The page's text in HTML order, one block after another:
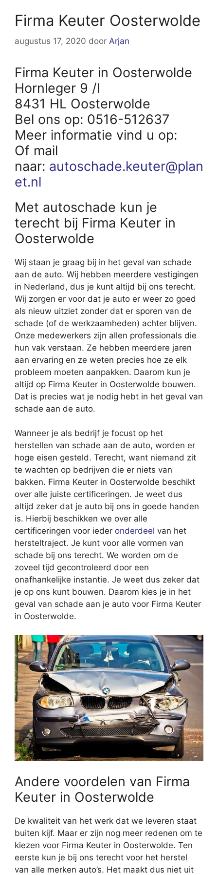
Firma Keuter Oosterwolde
augustus 17, 2020 door Arjan
Firma Keuter in Oosterwolde
Hornleger 9 /I
8431 HL Oosterwolde
Bel ons op: 0516-512637
Meer informatie vind u op:
Of mail
naar: autoschade.keuter@plan
et.nl
Met autoschade kun je
terecht bij Firma Keuter in
Oosterwolde
Wij staan je graag bij in het geval van schade
aan de auto. Wij hebben meerdere vestigingen
in Nederland, dus je kunt altijd bij ons terecht.
Wij zorgen er voor dat je auto er weer zo goed
als nieuw uitziet zonder dat er sporen van de
schade (of de werkzaamheden) achter blijven.
Onze medewerkers zijn allen professionals die
hun vak verstaan. Ze hebben meerdere jaren
aan ervaring en ze weten precies hoe ze elk
probleem moeten aanpakken. Daarom kun je
altijd op Firma Keuter in Oosterwolde bouwen.
Dat is precies wat je nodig hebt in het geval van
schade aan de auto.
Wanneer je als bedrijf je focust op het
herstellen van schade aan de auto, worden er
hoge eisen gesteld. Terecht, want niemand zit
te wachten op bedrijven die er niets van
bakken. Firma Keuter in Oosterwolde beschikt
over alle juiste certificeringen. Je weet dus
altijd zeker dat je auto bij ons in goede handen
is. Hierbij beschikken we over alle
certificeringen voor ieder onderdeel van het
hersteltraject. Je kunt voor alle vormen van
schade bij ons terecht. We worden om de
zoveel tijd gecontroleerd door een
onafhankelijke instantie. Je weet dus zeker dat
je op ons kunt bouwen. Daarom kies je in het
geval van schade aan je auto voor Firma Keuter
in Oosterwolde.
Andere voordelen van Firma
Keuter in Oosterwolde
De kwaliteit van het werk dat we leveren staat
buiten kijf. Maar er zijn nog meer redenen om te
kiezen voor Firma Keuter in Oosterwolde. Ten
eerste kun je bij ons terecht voor het herstel
van alle merken auto’s. Het maakt dus niet uit